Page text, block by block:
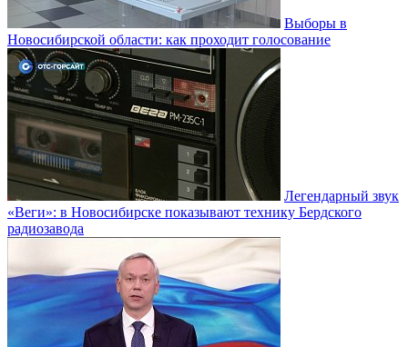
Выборы в
Новосибирской области: как проходит голосование
Легендарный звук
«Веги»: в Новосибирске показывают технику Бердского
радиозавода